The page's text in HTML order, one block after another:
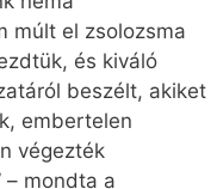
múlt el zsolozsma
és kiváló
beszélt, akiket
embertelen
végezték
– mondta a